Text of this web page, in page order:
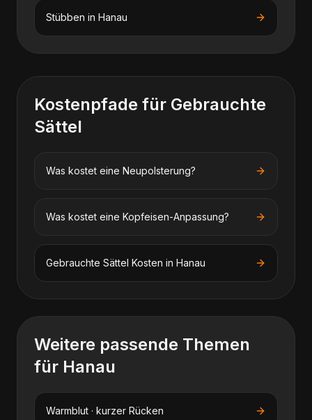
Stübben in Hanau
Kostenpfade für Gebrauchte
Sättel
Was kostet eine Neupolsterung?
Was kostet eine Kopfeisen-Anpassung?
Gebrauchte Sättel Kosten in Hanau
Weitere passende Themen
für Hanau
Warmblut · kurzer Rücken